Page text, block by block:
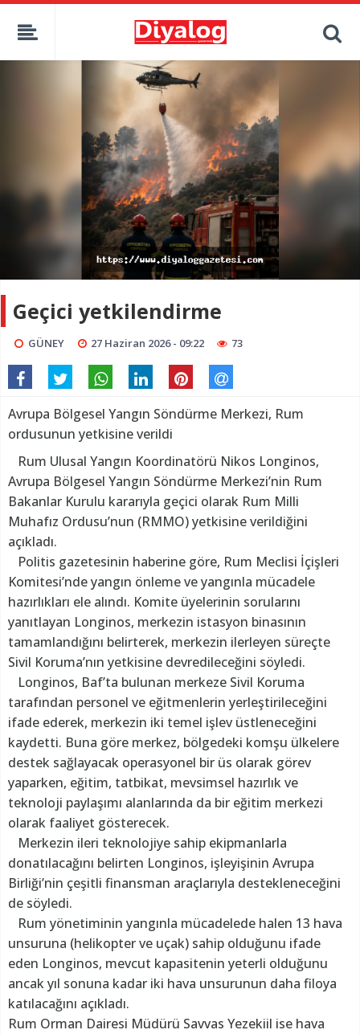
Geçici yetkilendirme
GÜNEY 27 Haziran 2026 - 09:22 73
Avrupa Bölgesel Yangın Söndürme Merkezi, Rum
ordusunun yetkisine verildi
Rum Ulusal Yangın Koordinatörü Nikos Longinos,
Avrupa Bölgesel Yangın Söndürme Merkezi’nin Rum
Bakanlar Kurulu kararıyla geçici olarak Rum Milli
Muhafız Ordusu’nun (RMMO) yetkisine verildiğini
açıkladı.
Politis gazetesinin haberine göre, Rum Meclisi İçişleri
Komitesi’nde yangın önleme ve yangınla mücadele
hazırlıkları ele alındı. Komite üyelerinin sorularını
yanıtlayan Longinos, merkezin istasyon binasının
tamamlandığını belirterek, merkezin ilerleyen süreçte
Sivil Koruma’nın yetkisine devredileceğini söyledi.
Longinos, Baf’ta bulunan merkeze Sivil Koruma
tarafından personel ve eğitmenlerin yerleştirileceğini
ifade ederek, merkezin iki temel işlev üstleneceğini
kaydetti. Buna göre merkez, bölgedeki komşu ülkelere
destek sağlayacak operasyonel bir üs olarak görev
yaparken, eğitim, tatbikat, mevsimsel hazırlık ve
teknoloji paylaşımı alanlarında da bir eğitim merkezi
olarak faaliyet gösterecek.
Merkezin ileri teknolojiye sahip ekipmanlarla
donatılacağını belirten Longinos, işleyişinin Avrupa
Birliği’nin çeşitli finansman araçlarıyla destekleneceğini
de söyledi.
Rum yönetiminin yangınla mücadelede halen 13 hava
unsuruna (helikopter ve uçak) sahip olduğunu ifade
eden Longinos, mevcut kapasitenin yeterli olduğunu
ancak yıl sonuna kadar iki hava unsurunun daha filoya
katılacağını açıkladı.
Rum Orman Dairesi Müdürü Savvas Yezekiil ise hava